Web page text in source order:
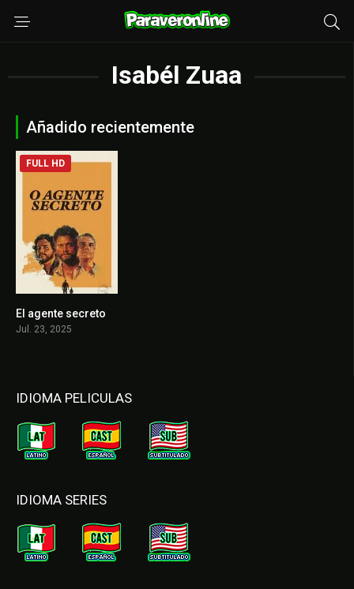
Isabél Zuaa
Añadido recientemente
7.8
FULL HD
El agente secreto
Jul. 23, 2025
IDIOMA PELICULAS
IDIOMA SERIES